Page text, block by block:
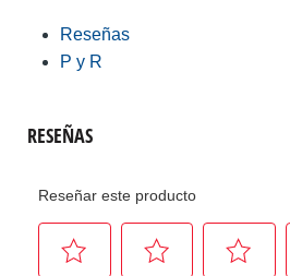
Reseñas
P y R